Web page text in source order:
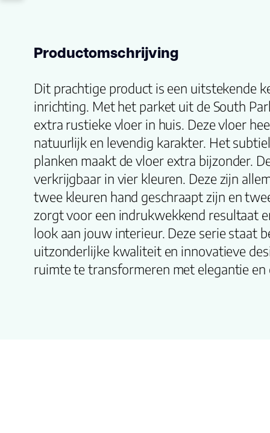
Productomschrijving
Dit prachtige product is een uitstekende
inrichting. Met het parket uit de South
extra rustieke vloer in huis. Deze vloer
natuurlijk en levendig karakter. Het
planken maakt de vloer extra bijzonder.
verkrijgbaar in vier kleuren. Deze zijn
twee kleuren hand geschraapt zijn en
zorgt voor een indrukwekkend resultaat
look aan jouw interieur. Deze serie staat
uitzonderlijke kwaliteit en innovatieve
ruimte te transformeren met elegantie en